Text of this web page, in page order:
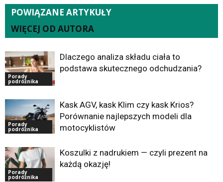
POWIĄZANE ARTYKUŁY
WIĘCEJ OD AUTORA
Porady
podróżnika
Dlaczego analiza składu ciała to
podstawa skutecznego odchudzania?
Porady
podróżnika
Kask AGV, kask Klim czy kask Krios?
Porównanie najlepszych modeli dla
motocyklistów
Porady
podróżnika
Koszulki z nadrukiem — czyli prezent na
każdą okazję!